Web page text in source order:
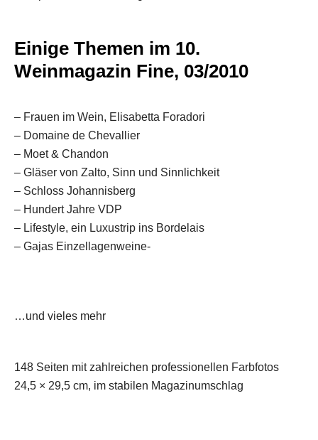
Einige Themen im 10.
Weinmagazin Fine, 03/2010
– Frauen im Wein, Elisabetta Foradori
– Domaine de Chevallier
– Moet & Chandon
– Gläser von Zalto, Sinn und Sinnlichkeit
– Schloss Johannisberg
– Hundert Jahre VDP
– Lifestyle, ein Luxustrip ins Bordelais
– Gajas Einzellagenweine-
…und vieles mehr
148 Seiten mit zahlreichen professionellen Farbfotos
24,5 × 29,5 cm, im stabilen Magazinumschlag